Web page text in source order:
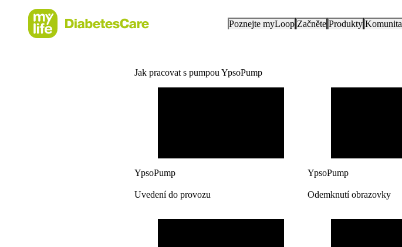
Poznejte myLoop Začněte Produkty Komunita
Jak pracovat s pumpou YpsoPump
YpsoPump
Uvedení do provozu
YpsoPump
Odemknutí obrazovky